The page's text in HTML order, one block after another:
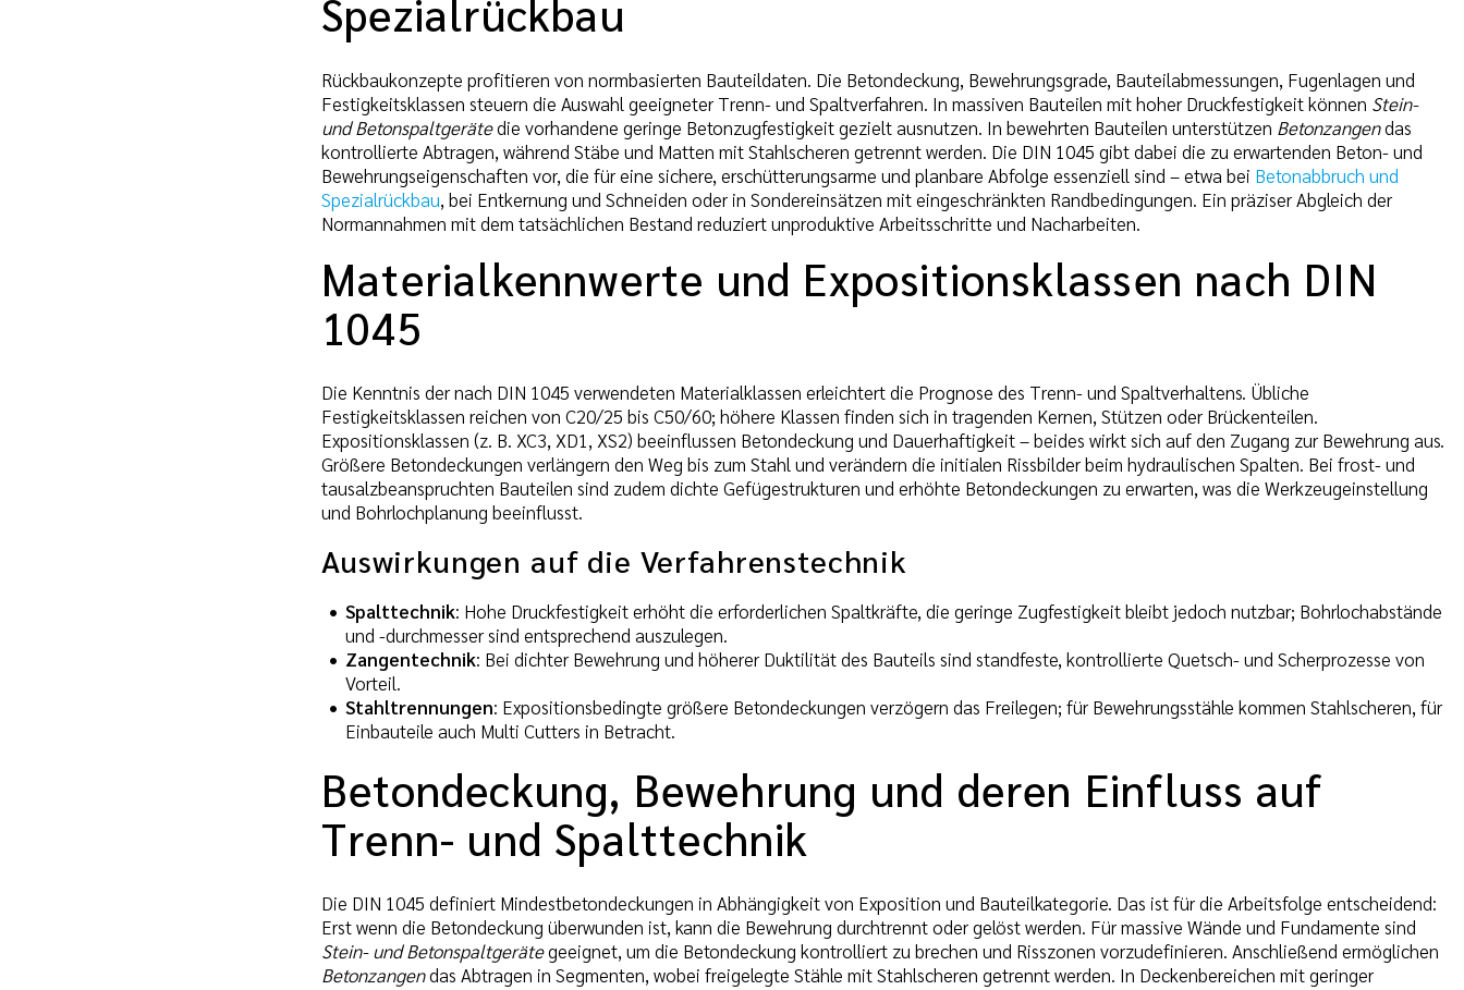
Spezialrückbau
Rückbaukonzepte profitieren von normbasierten Bauteildaten. Die Betondeckung, Bewehrungsgrade, Bauteilabmessungen, Fugenlagen und
Festigkeitsklassen steuern die Auswahl geeigneter Trenn- und Spaltverfahren. In massiven Bauteilen mit hoher Druckfestigkeit können Stein-
und Betonspaltgerätedie vorhandene geringe Betonzugfestigkeit gezielt ausnutzen. In bewehrten Bauteilen unterstützen Betonzangendas
kontrollierte Abtragen, während Stäbe und Matten mit Stahlscheren getrennt werden. Die DIN 1045 gibt dabei die zu erwartenden Beton- und
Bewehrungseigenschaften vor, die für eine sichere, erschütterungsarme und planbare Abfolge essenziell sind – etwa bei Betonabbruch und
Spezialrückbau, bei Entkernung und Schneiden oder in Sondereinsätzen mit eingeschränkten Randbedingungen. Ein präziser Abgleich der
Normannahmen mit dem tatsächlichen Bestand reduziert unproduktive Arbeitsschritte und Nacharbeiten.
Materialkennwerte und Expositionsklassen nach DIN
1045
Die Kenntnis der nach DIN 1045 verwendeten Materialklassen erleichtert die Prognose des Trenn- und Spaltverhaltens. Übliche
Festigkeitsklassen reichen von C20/25 bis C50/60; höhere Klassen finden sich in tragenden Kernen, Stützen oder Brückenteilen.
Expositionsklassen (z. B. XC3, XD1, XS2) beeinflussen Betondeckung und Dauerhaftigkeit – beides wirkt sich auf den Zugang zur Bewehrung aus.
Größere Betondeckungen verlängern den Weg bis zum Stahl und verändern die initialen Rissbilder beim hydraulischen Spalten. Bei frost- und
tausalzbeanspruchten Bauteilen sind zudem dichte Gefügestrukturen und erhöhte Betondeckungen zu erwarten, was die Werkzeugeinstellung
und Bohrlochplanung beeinflusst.
Auswirkungen auf die Verfahrenstechnik
Spalttechnik: Hohe Druckfestigkeit erhöht die erforderlichen Spaltkräfte, die geringe Zugfestigkeit bleibt jedoch nutzbar; Bohrlochabstände
und -durchmesser sind entsprechend auszulegen.
Zangentechnik: Bei dichter Bewehrung und höherer Duktilität des Bauteils sind standfeste, kontrollierte Quetsch- und Scherprozesse von
Vorteil.
Stahltrennungen: Expositionsbedingte größere Betondeckungen verzögern das Freilegen; für Bewehrungsstähle kommen Stahlscheren, für
Einbauteile auch Multi Cutters in Betracht.
Betondeckung, Bewehrung und deren Einfluss auf
Trenn- und Spalttechnik
Die DIN 1045 definiert Mindestbetondeckungen in Abhängigkeit von Exposition und Bauteilkategorie. Das ist für die Arbeitsfolge entscheidend:
Erst wenn die Betondeckung überwunden ist, kann die Bewehrung durchtrennt oder gelöst werden. Für massive Wände und Fundamente sind
Stein- und Betonspaltgerätegeeignet, um die Betondeckung kontrolliert zu brechen und Risszonen vorzudefinieren. Anschließend ermöglichen
Betonzangendas Abtragen in Segmenten, wobei freigelegte Stähle mit Stahlscheren getrennt werden. In Deckenbereichen mit geringer